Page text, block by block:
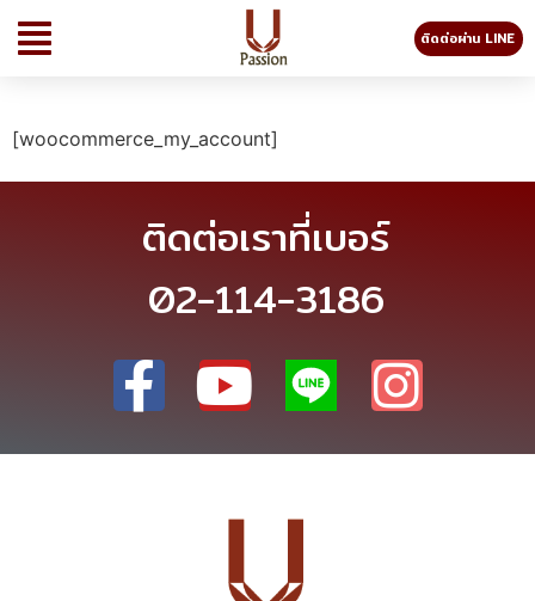
ติดต่อผ่าน LINE
[woocommerce_my_account]
ติดต่อเราที่เบอร์
02-114-3186